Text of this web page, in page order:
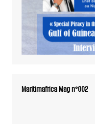
Maritimafrica Mag n°002